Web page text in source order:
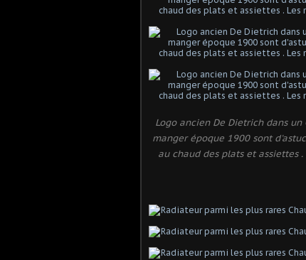
Logo ancien De Dietrich dans un
manger époque 1900 sont
au chaud des plats et assiettes